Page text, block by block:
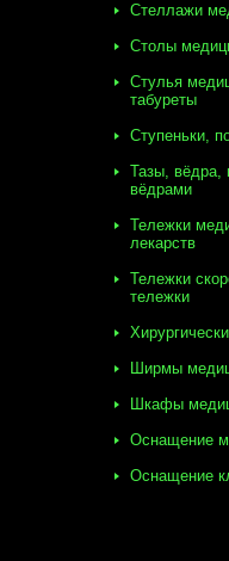
Стеллажи
Столы
Стулья
табуреты
Ступеньки,
Тазы, вёдра,
вёдрами
Тележки
лекарств
Тележки
тележки
Ширмы
Шкафы
Оснащение
Оснащение